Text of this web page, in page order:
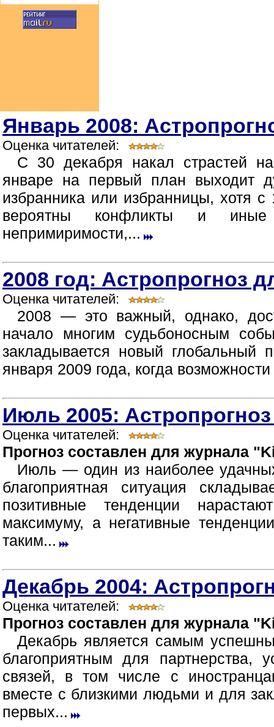
Январь 2008:
Оценка читателей:
С 30 декабря накал страстей
январе на первый план выходит
избранника или избранницы, хотя
вероятны конфликты и иные
непримиримости,...
2008 год: Астропрогноз
Оценка читателей:
2008 — это важный, однако,
начало многим судьбоносным
закладывается новый глобальный
января 2009 года, когда
Июль 2005:
Оценка читателей:
Прогноз составлен для журнала
Июль — один из наиболее
благоприятная ситуация
позитивные тенденции
максимуму, а негативные
таким...
Декабрь 2004:
Оценка читателей:
Прогноз составлен для журнала
Декабрь является самым
благоприятным для партнерства,
связей, в том числе с
вместе с близкими людьми и для
первых...